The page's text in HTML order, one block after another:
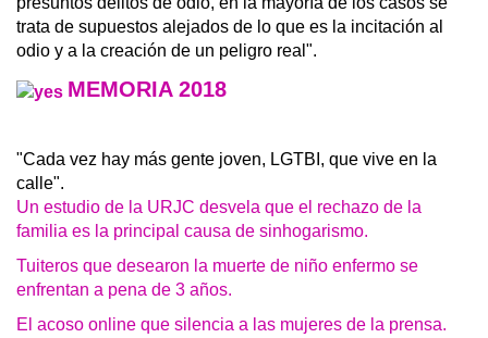
trata de supuestos alejados de lo que es la incitación al
odio y a la creación de un peligro real".
MEMORIA 2018
"Cada vez hay más gente joven, LGTBI, que vive en la
calle".
Un estudio de la URJC desvela que el rechazo de la
familia es la principal causa de sinhogarismo.
Tuiteros que desearon la muerte de niño enfermo se
enfrentan a pena de 3 años.
El acoso online que silencia a las mujeres de la prensa.